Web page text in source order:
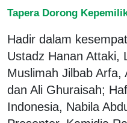
Tapera Dorong
Hadir dalam
Ustadz Hanan Attaki,
Muslimah Jilbab Arfa,
dan Ali Ghuraisah;
Indonesia, Nabila